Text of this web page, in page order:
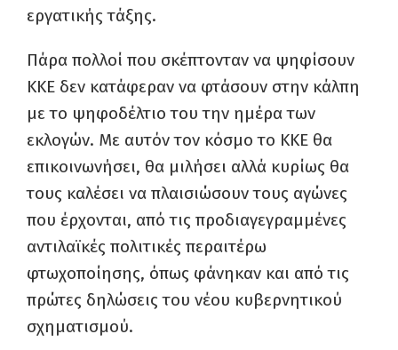
εργατικής τάξης.
Πάρα πολλοί που σκέπτονταν να ψηφίσουν
ΚΚΕ δεν κατάφεραν να φτάσουν στην κάλπη
με το ψηφοδέλτιο του την ημέρα των
εκλογών. Με αυτόν τον κόσμο το ΚΚΕ θα
επικοινωνήσει, θα μιλήσει αλλά κυρίως θα
τους καλέσει να πλαισιώσουν τους αγώνες
που έρχονται, από τις προδιαγεγραμμένες
αντιλαϊκές πολιτικές περαιτέρω
φτωχοποίησης, όπως φάνηκαν και από τις
πρώτες δηλώσεις του νέου κυβερνητικού
σχηματισμού.